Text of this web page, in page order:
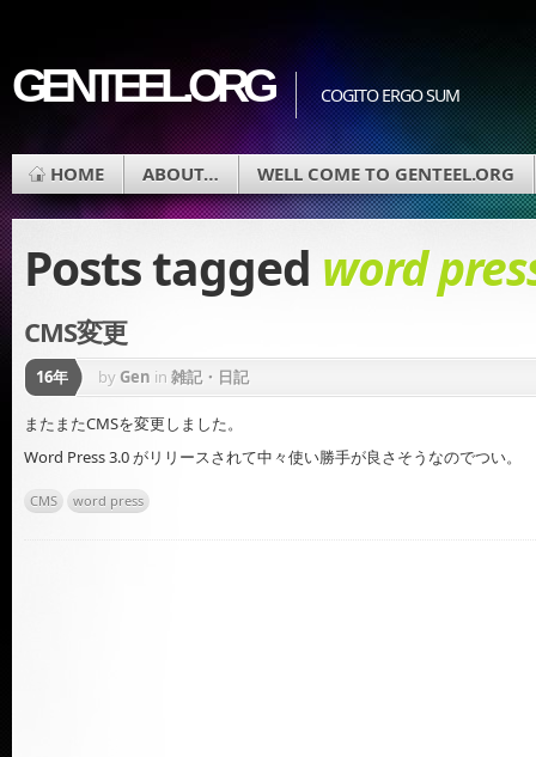
GENTEEL.ORG COGITO ERGO SUM
HOME ABOUT… WELL COME TO GENTEEL.ORG
Posts tagged word
CMS変更
16年 by Gen in 雑記・日記
またまたCMSを変更しました。
Word Press 3.0 がリリースされて中々使い勝手が良さそうなのでつい。
CMS word press